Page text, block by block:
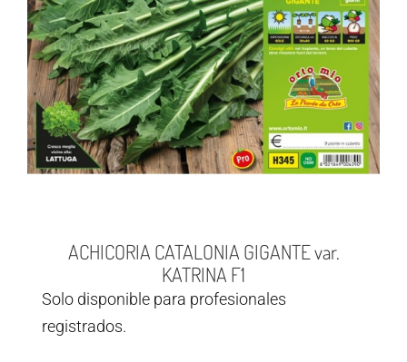
ACHICORIA CATALONIA GIGANTE var.
KATRINA F1
Solo disponible para profesionales
registrados.